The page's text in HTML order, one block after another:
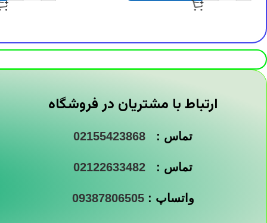
ارتباط با مشتریان در فروشگاه
تماس : 02155423868
تماس : 02122633482
واتساپ :09387806505